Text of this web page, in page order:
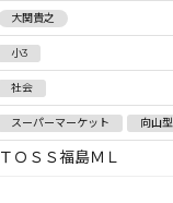
大関貴之
小3
社会
スーパーマーケット 向山
ＴＯＳＳ福島ＭＬ